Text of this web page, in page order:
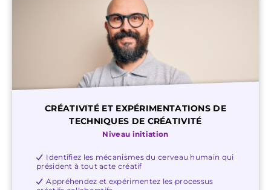
CRÉATIVITÉ ET EXPÉRIMENTATIONS DE
TECHNIQUES DE CRÉATIVITÉ
Niveau initiation
Identifiez les mécanismes du cerveau humain qui
président à tout acte créatif
Appréhendez et expérimentez les processus